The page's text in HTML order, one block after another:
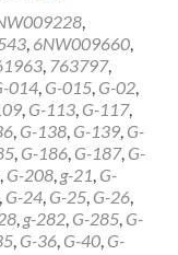
about
REGENERACJA
STEROWNIK
HELLA
GARRETT
6NW009228
Koszalin
,
, 6NW009660,
, 763797,
014, G-015, G-02,
, G-113, G-117,
, G-138, G-139, G-
, G-186, G-187, G-
, G-208, g-21, G-
, G-24, G-25, G-26,
, g-282, G-285, G-
, G-36, G-40, G-